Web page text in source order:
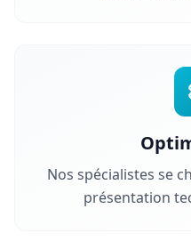
Nos spécialistes se
présentation